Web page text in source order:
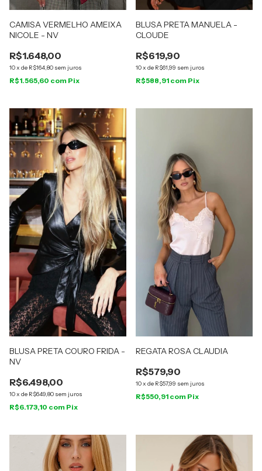
CAMISA VERMELHO AMEIXA
NICOLE - NV
R$1.648,00
10x de R$164,80 sem juros
R$1.565,60 com Pix
BLUSA PRETA MANUELA -
CLOUDE
R$619,90
10x de R$61,99 sem juros
R$588,91 com Pix
BLUSA PRETA COURO FRIDA -
NV
R$6.498,00
10x de R$649,80 sem juros
R$6.173,10 com Pix
REGATA ROSA CLAUDIA
R$579,90
10x de R$57,99 sem juros
R$550,91 com Pix